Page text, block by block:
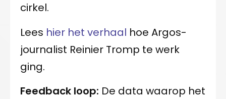
cirkel.
Lees hier het verhaal hoe Argos-
journalist Reinier Tromp te werk
ging.
Feedback loop: De data waarop het